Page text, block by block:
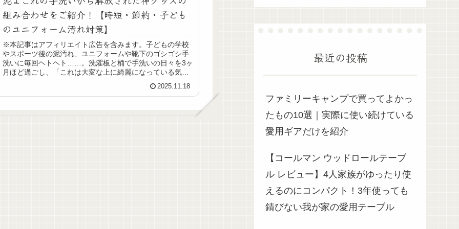
組み合わせをご紹介！【時短・節約・子ども
のユニフォーム汚れ対策】
※本記事はアフィリエイト広告を含みます。子どもの学校
やスポーツ後の泥汚れ、ユニフォームや靴下のゴシゴシ手
洗いに毎回ヘトヘト……。洗濯板と桶で手洗いの日々を3ヶ
月ほど過ごし、「これは大変な上に綺麗になっている気が
2025.11.18
最近の投稿
ファミリーキャンプで買ってよかっ
たもの10選｜実際に使い続けている
愛用ギアだけを紹介
【コールマン ウッドロールテーブ
ル レビュー】4人家族がゆったり使
えるのにコンパクト！3年使っても
錆びない我が家の愛用テーブル